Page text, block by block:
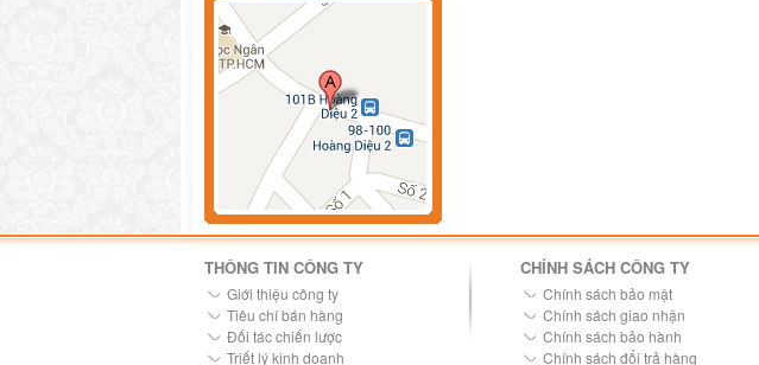
THÔNG TIN CÔNG TY
Giới thiệu công ty
Tiêu chí bán hàng
Đối tác chiến lược
Triết lý kinh doanh
CHÍNH SÁCH CÔNG TY
Chính sách bảo mật
Chính sách giao nhận
Chính sách bảo hành
Chính sách đổi trả hàng